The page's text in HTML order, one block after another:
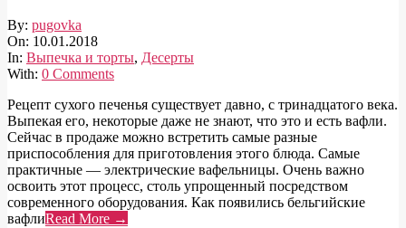
2018-
01-
10
By: pugovka
On: 10.01.2018
In: Выпечка и торты, Десерты
With: 0 Comments
Рецепт сухого печенья существует давно, с тринадцатого века.
Выпекая его, некоторые даже не знают, что это и есть вафли.
Сейчас в продаже можно встретить самые разные
приспособления для приготовления этого блюда. Самые
практичные — электрические вафельницы. Очень важно
освоить этот процесс, столь упрощенный посредством
современного оборудования. Как появились бельгийские
вафлиRead More →